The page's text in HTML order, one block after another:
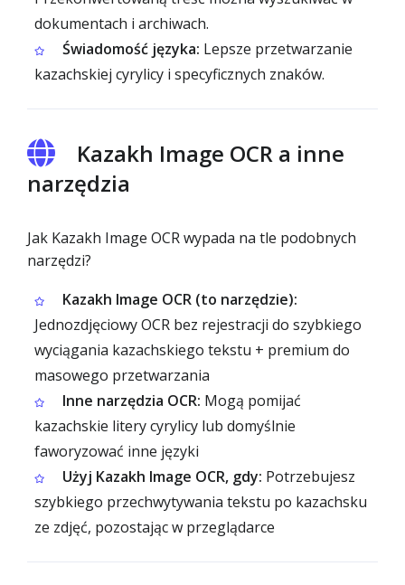
dokumentach i archiwach.
Świadomość języka: Lepsze przetwarzanie
kazachskiej cyrylicy i specyficznych znaków.
Kazakh Image OCR a inne
narzędzia
Jak Kazakh Image OCR wypada na tle podobnych
narzędzi?
Kazakh Image OCR (to narzędzie):
Jednozdjęciowy OCR bez rejestracji do szybkiego
wyciągania kazachskiego tekstu + premium do
masowego przetwarzania
Inne narzędzia OCR: Mogą pomijać
kazachskie litery cyrylicy lub domyślnie
faworyzować inne języki
Użyj Kazakh Image OCR, gdy: Potrzebujesz
szybkiego przechwytywania tekstu po kazachsku
ze zdjęć, pozostając w przeglądarce